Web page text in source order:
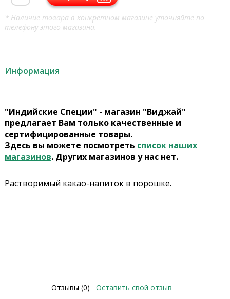
* Наличие товара в конкретном магазине уточняйте по
телефону этого магазина.
Информация
"Индийские Специи" - магазин "Виджай"
предлагает Вам только качественные и
сертифицированные товары.
Здесь вы можете посмотреть список наших
магазинов. Других магазинов у нас нет.
Растворимый какао-напиток в порошке.
Отзывы (0) Оставить свой отзыв